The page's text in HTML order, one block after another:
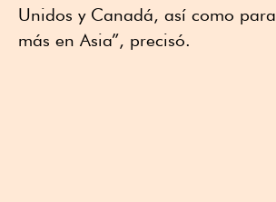
Unidos y Canadá, así como
más en Asia”, precisó.